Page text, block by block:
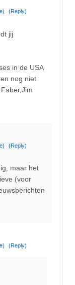
(Reply)
jij
in de USA
nog niet
(Reply)
maar het
(voor
(Reply)